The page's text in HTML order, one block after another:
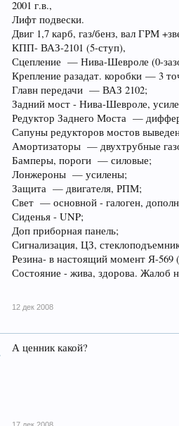
2001 г.в.,
Лифт подвески.
Двиг 1,7 карб, газ/бенз, вал ГРМ
КПП- ВАЗ-2101 (5-ступ),
Сцепление — Нива-Шевроле (0-
Крепление разадат. коробки — 3
Главн передачи — ВАЗ 2102;
Задний мост - Нива-Шевроле,
Редуктор Заднего Моста —
Сапуны редукторов мостов
Амортизаторы — двухтрубные
Бамперы, пороги — силовые;
Лонжероны — усилены;
Защита — двигателя, РПМ;
Свет — основной - галоген,
Сиденья - UNP;
Доп приборная панель;
Сигнализация, ЦЗ,
Резина- в настоящий момент Я-
Состояние - жива, здорова. Жалоб
12 дек 2008
А ценник какой?